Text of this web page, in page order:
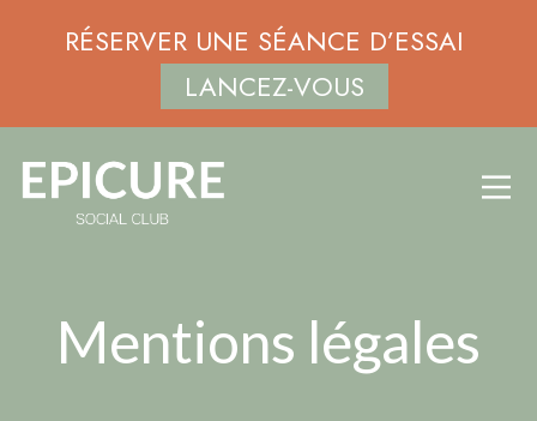
RÉSERVER UNE SÉANCE D’ESSAI
LANCEZ-VOUS
Mentions légales